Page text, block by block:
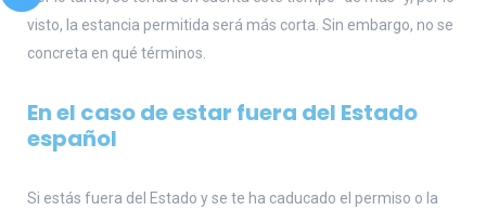
visto, la estancia permitida será más corta. Sin embargo, no se
concreta en qué términos.
En el caso de estar fuera del Estado
español
Si estás fuera del Estado y se te ha caducado el permiso o la